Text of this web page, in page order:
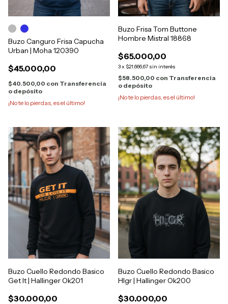
Buzo Canguro Frisa Capucha
Urban | Moha 120390
$45.000,00
$40.500,00 con Transferencia
o depósito
¡No te lo pierdas, es el último!
Buzo Frisa Tom Buttone
Hombre Mistral 18868
$65.000,00
3x $21.666,67 sin interés
$58.500,00 con Transferencia
o depósito
¡No te lo pierdas, es el último!
Buzo Cuello Redondo Basico
Get It | Hallinger Ok201
$30.000,00
Buzo Cuello Redondo Basico
Hlgr | Hallinger Ok200
$30.000,00